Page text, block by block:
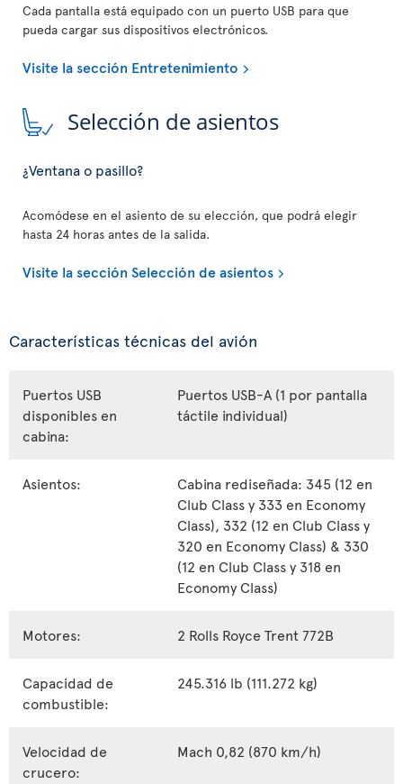
Cada pantalla está equipado con un puerto USB para que
pueda cargar sus dispositivos electrónicos.
Visite la sección Entretenimiento
Selección de asientos
¿Ventana o pasillo?
Acomódese en el asiento de su elección, que podrá elegir
hasta 24 horas antes de la salida.
Visite la sección Selección de asientos
Características técnicas del avión
Puertos USB
disponibles en
cabina:
Puertos USB-A (1 por pantalla
táctile individual)
Asientos:
Cabina rediseñada: 345 (12 en
Club Class y 333 en Economy
Class), 332 (12 en Club Class y
320 en Economy Class) & 330
(12 en Club Class y 318 en
Economy Class)
Motores: 2 Rolls Royce Trent 772B
Capacidad de
combustible:
245.316 lb (111.272 kg)
Velocidad de
crucero:
Mach 0,82 (870 km/h)